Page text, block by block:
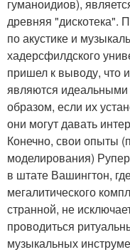
гуманоидиов),
древняя "дискотека".
по акустике и
хадерсфилдского
пришел к выводу, что
являются идеальными
образом, если их
они могут давать
Конечно, свои опыты
моделирования)
в штате Вашингтон,
мегалитического
странной, не
проводиться
музыкальных